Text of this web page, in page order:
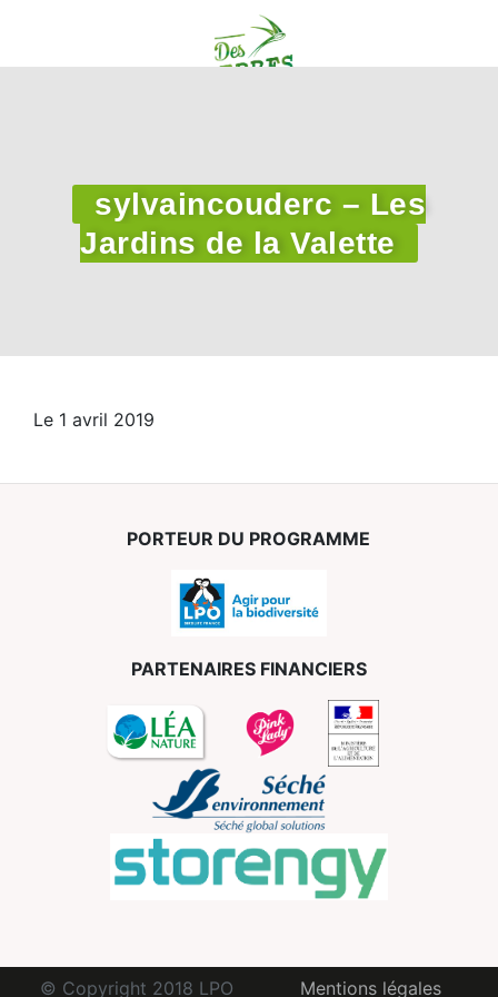
sylvaincouderc – Les
Jardins de la Valette
Le 1 avril 2019
PORTEUR DU PROGRAMME
PARTENAIRES FINANCIERS
© Copyright 2018 LPO Mentions légales